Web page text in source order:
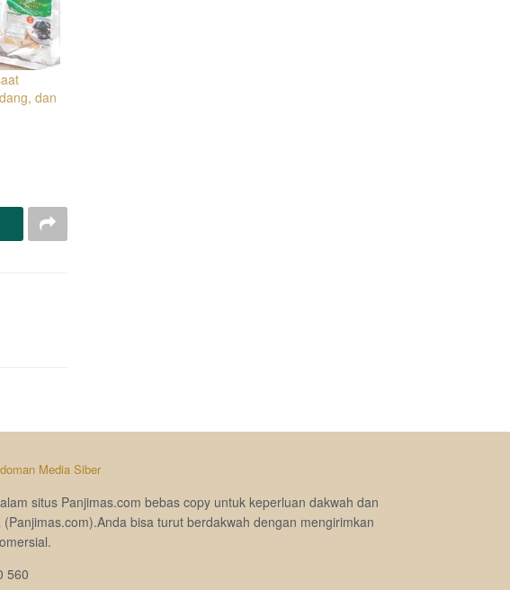
dan
Media Siber
situs Panjimas.com bebas copy untuk keperluan dakwah dan
bisa turut berdakwah dengan mengirimkan
560